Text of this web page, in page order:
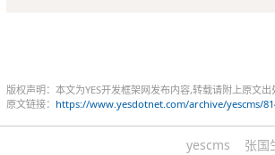
版权声明：本文为YES开发框架网发布内容,转载请附上原文出
原文链接： https://www.yesdotnet.com/archive/yescms/
yescms 张国